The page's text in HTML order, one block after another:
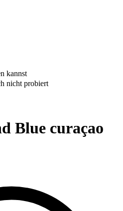
kannst
nicht probiert
Blue curaçao